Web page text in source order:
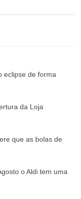
eclipse de forma
da Loja
que as bolas de
o Aldi tem uma